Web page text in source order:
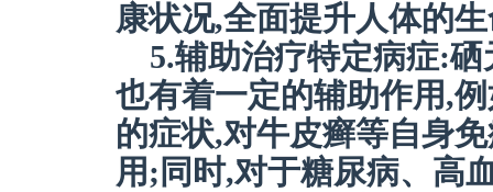
康状况,全面提升人体的
5.辅助治疗特定病症:
也有着一定的辅助作用,
的症状,对牛皮癣等自身
用;同时,对于糖尿病、高